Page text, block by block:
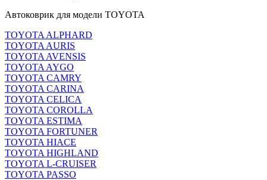
Автоковрик для модели TOYOTA
TOYOTA ALPHARD
TOYOTA AURIS
TOYOTA AVENSIS
TOYOTA AYGO
TOYOTA CAMRY
TOYOTA CARINA
TOYOTA CELICA
TOYOTA COROLLA
TOYOTA ESTIMA
TOYOTA FORTUNER
TOYOTA HIACE
TOYOTA HIGHLAND
TOYOTA L-CRUISER
TOYOTA PASSO